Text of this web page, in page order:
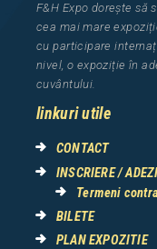
F&H Expo dorește să
cea mai mare expoziți
cu participare internaț
nivel, o expoziție în
cuvântului.
linkuri utile
CONTACT
INSCRIERE /
Termeni
BILETE
PLAN EXPOZITIE